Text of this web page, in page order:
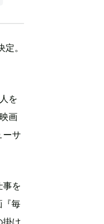
。
を
画
ーサ
事を
『毎
掛け